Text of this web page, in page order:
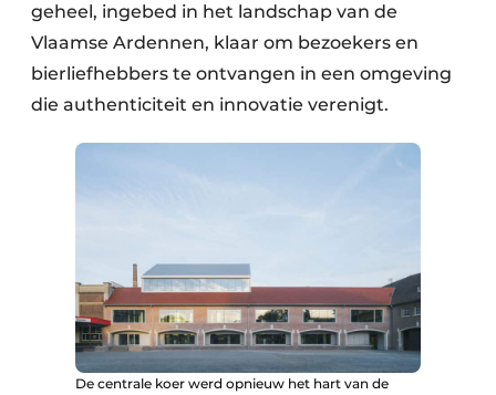
geheel, ingebed in het landschap van de
Vlaamse Ardennen, klaar om bezoekers en
bierliefhebbers te ontvangen in een omgeving
die authenticiteit en innovatie verenigt.
De centrale koer werd opnieuw het hart van de